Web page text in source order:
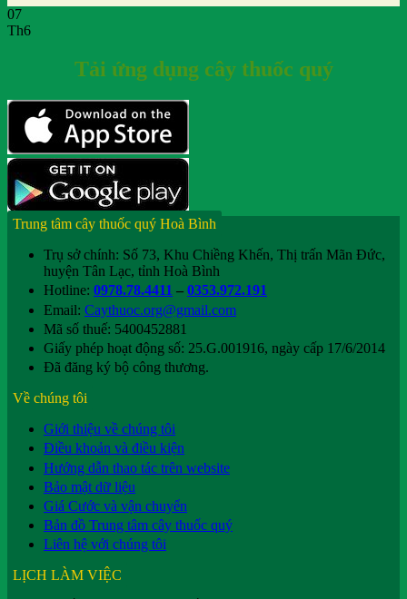
07
Th6
Tải ứng dụng cây thuốc quý
Trung tâm cây thuốc quý Hoà Bình
Trụ sở chính: Số 73, Khu Chiềng Khến, Thị trấn Mãn Đức,
huyện Tân Lạc, tỉnh Hoà Bình
Hotline: 0978.78.4411 – 0353.972.191
Email: Caythuoc.org@gmail.com
Mã số thuế: 5400452881
Giấy phép hoạt động số: 25.G.001916, ngày cấp 17/6/2014
Đã đăng ký bộ công thương.
Về chúng tôi
Giới thiệu về chúng tôi
Điều khoản và điều kiện
Hướng dẫn thao tác trên website
Bảo mật dữ liệu
Giá Cước và vận chuyển
Bản đồ Trung tâm cây thuốc quý
Liên hệ với chúng tôi
LỊCH LÀM VIỆC